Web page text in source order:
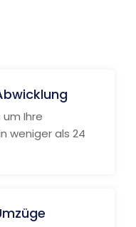
Ihre
weniger als 24